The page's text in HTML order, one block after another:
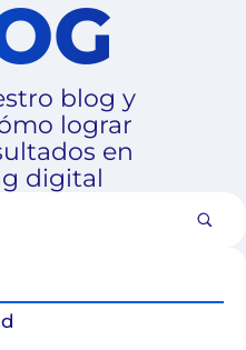
blog y
lograr
en
digital